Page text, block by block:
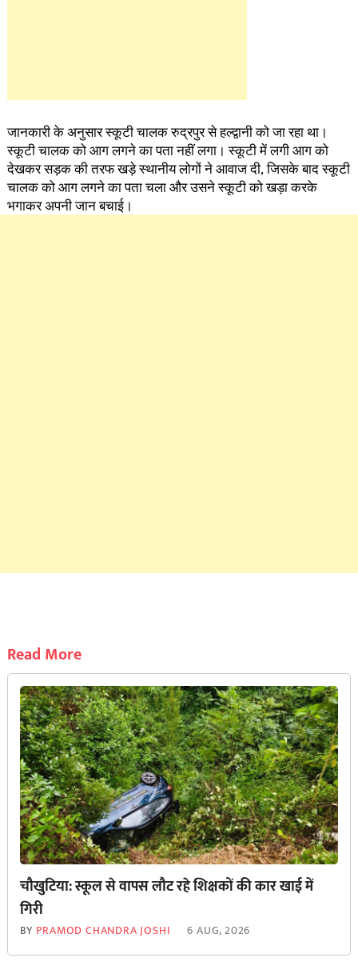
जानकारी के अनुसार स्कूटी चालक रुद्रपुर से हल्द्वानी को जा रहा था।
स्कूटी चालक को आग लगने का पता नहीं लगा। स्कूटी में लगी आग को
देखकर सड़क की तरफ खड़े स्थानीय लोगों ने आवाज दी, जिसके बाद स्कूटी
चालक को आग लगने का पता चला और उसने स्कूटी को खड़ा करके
भगाकर अपनी जान बचाई।
Read More
चौखुटिया: स्कूल से वापस लौट रहे शिक्षकों की कार खाई में
गिरी
BY PRAMOD CHANDRA JOSHI 6 AUG, 2026